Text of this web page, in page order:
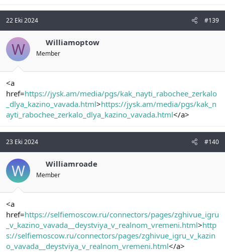
22 Eki 2024 #139
W Williamoptow
Member
<a
href=https://jysk.am/media/pgs/kak_nayti_rabochee_zerkalo
_dlya_kazino_vavada.html>https://jysk.am/media/pgs/kak_n
ayti_rabochee_zerkalo_dlya_kazino_vavada.html</a>
23 Eki 2024 #140
W Williamroade
Member
<a
href=https://selfiemoscow.ru/connectors/pages/zghivue_igru
_v_kazino_vavada__deystviya_v_realnom_vremeni.html>http
s://selfiemoscow.ru/connectors/pages/zghivue_igru_v_kazin
o_vavada__deystviya_v_realnom_vremeni.html</a>